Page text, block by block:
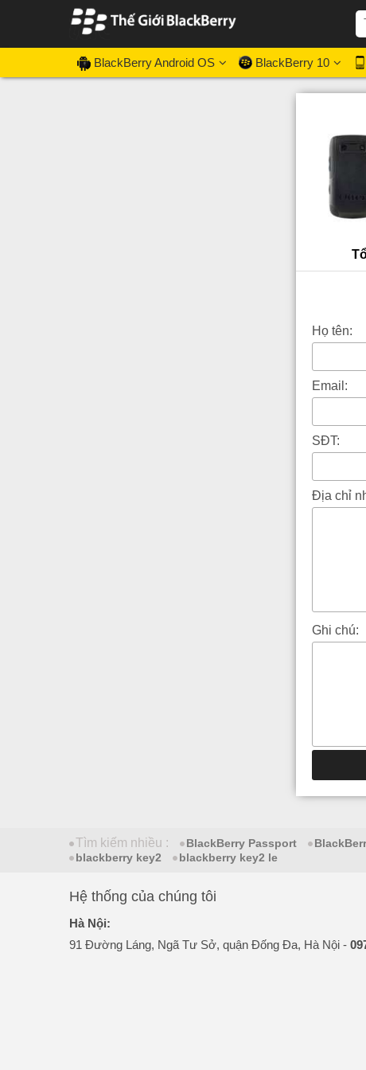
BlackBerry Android OS BlackBerry 10
Họ tên:
Email:
SĐT:
Địa chỉ
Ghi chú:
Tìm kiếm nhiều : BlackBerry Passport
blackberry key2
blackberry key2 le
Hệ thống của chúng tôi
Hà Nội:
91 Đường Láng, Ngã Tư Sở, quận Đống Đa, Hà Nội -